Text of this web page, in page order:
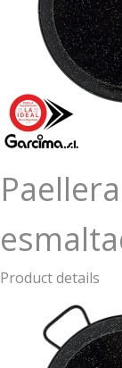
Product details